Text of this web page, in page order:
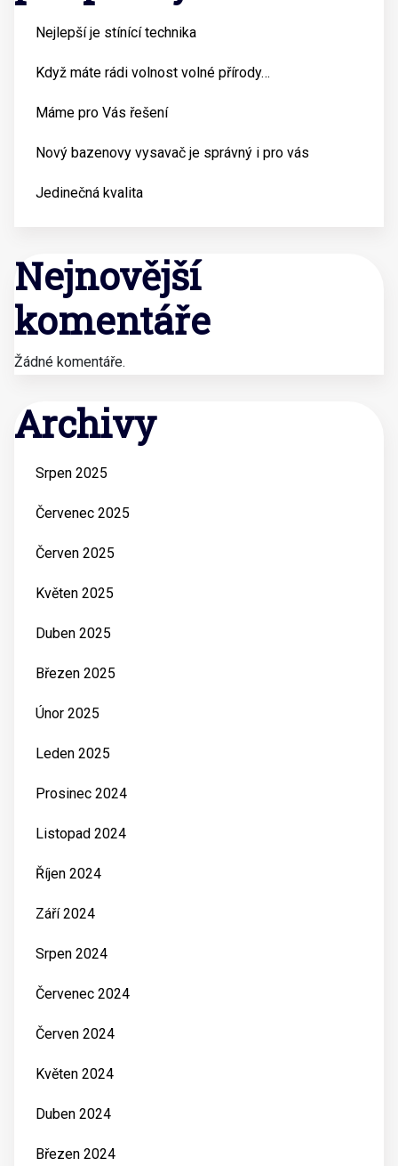
Nejlepší je stínící technika
Když máte rádi volnost volné přírody…
Máme pro Vás řešení
Nový bazenovy vysavač je správný i pro vás
Jedinečná kvalita
Nejnovější
komentáře
Žádné komentáře.
Archivy
Srpen 2025
Červenec 2025
Červen 2025
Květen 2025
Duben 2025
Březen 2025
Únor 2025
Leden 2025
Prosinec 2024
Listopad 2024
Říjen 2024
Září 2024
Srpen 2024
Červenec 2024
Červen 2024
Květen 2024
Duben 2024
Březen 2024